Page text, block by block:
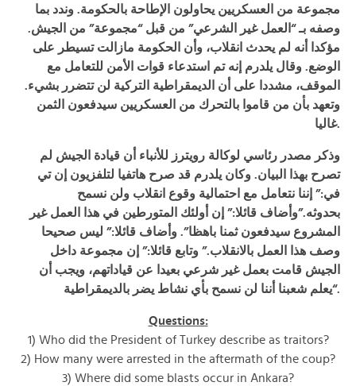
مجموعة من العسكريين يحاولون الإطاحة بالحكومة. وندد بما
وصفه بـ “العمل غير الشرعي” من قبل “مجموعة” من الجيش.
مؤكدا أنه لم يحدث انقلاب، وأن الحكومة مازالت تسيطر على
الوضع. وقال يلدرم إنه تم استدعاء قوات الأمن للتعامل مع
الموقف، مشددا على أن الديمقراطية التركية لن تتضرر بشيء.
وتعهد بأن من قاموا بالتحرك من العسكريين سيدفعون الثمن
غاليا.
وذكر مصدر رئاسي لوكالة رويترز للأنباء أن قيادة الجيش لم
تصرح بهذا البيان. وكان يلدرم قد صرح هاتفيا لتلفزيون إن تي
في:” إننا نتعامل مع احتمالية وقوع انقلاب ولن نسمح
بحدوثه.”وأضاف قائلا:” إن أولئك المتورطين في هذا العمل غير
المشروع سيدفعون ثمنا باهظا”. وأضاف قائلا:” ليس صحيحا
وصف هذا العمل بالانقلاب.” وتابع قائلا:” إن مجموعة داخل
الجيش قامت بعمل غير شرعي بعيدا عن قياداتهم، ويجب أن
يعلم شعبنا أننا لن نسمح بأي نشاط يضر بالديمقراطية“.
Questions:
1) Who did the President of Turkey describe as traitors?
2) How many were arrested in the aftermath of the coup?
3) Where did some blasts occur in Ankara?